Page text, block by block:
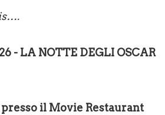
- LA NOTTE DEGLI OSCAR
il Movie Restaurant